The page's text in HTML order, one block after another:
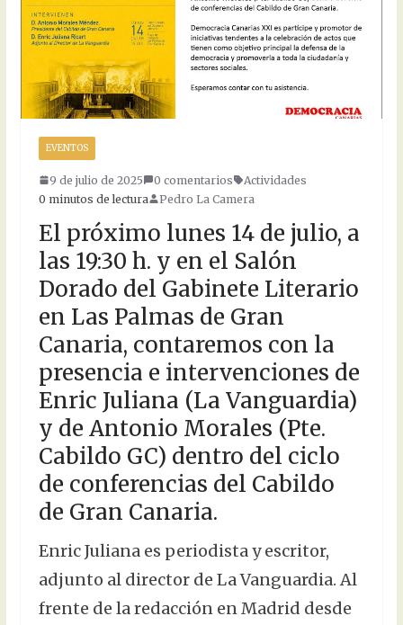
EVENTOS
9 de julio de 2025 0 comentarios
Actividades
0 minutos de lectura
Pedro La Camera
El próximo lunes 14 de julio, a
las 19:30 h. y en el Salón
Dorado del Gabinete Literario
en Las Palmas de Gran
Canaria, contaremos con la
presencia e intervenciones de
Enric Juliana (La Vanguardia)
y de Antonio Morales (Pte.
Cabildo GC) dentro del ciclo
de conferencias del Cabildo
de Gran Canaria.
Enric Juliana es periodista y escritor,
adjunto al director de La Vanguardia. Al
frente de la redacción en Madrid desde